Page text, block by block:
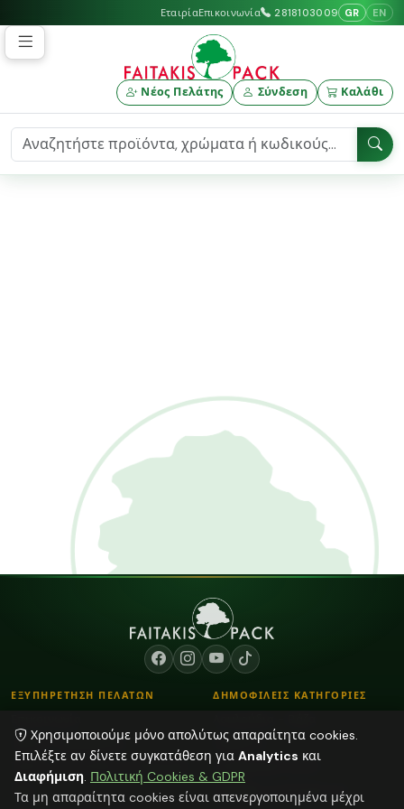
ΕταιρίαΕπικοινωνία 2818103009 GR EN
Νέος Πελάτης Σύνδεση Καλάθι
ΕΞΥΠΗΡΕΤΗΣΗ ΠΕΛΑΤΩΝ
Τρόποι Παραγγελίας
Τρόποι Αποστολής & Πληρωμής
Blog
ΔΗΜΟΦΙΛΕΙΣ ΚΑΤΗΓΟΡΙΕΣ
Κορδόνια
Αποξηραμένα φυτά
Plexiglass Διακοσμητικά
Χρησιμοποιούμε μόνο απολύτως απαραίτητα cookies.
Επιλέξτε αν δίνετε συγκατάθεση για Analytics και
Διαφήμιση. Πολιτική Cookies & GDPR
Τα μη απαραίτητα cookies είναι απενεργοποιημένα μέχρι